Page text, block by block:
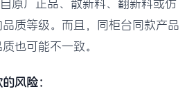
原厂正品、散新料、翻新料或仿
质等级。而且，同柜台同款产品
也可能不一致。
风险：